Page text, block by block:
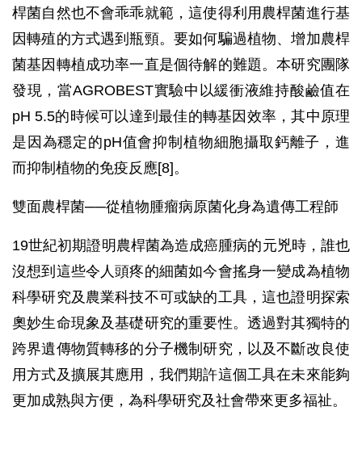
桿菌自然也不會乖乖就範，這使得利用農桿菌進行基
因轉殖的方式遇到瓶頸。要如何騙過植物、增加農桿
菌基因轉植成功率一直是個待解的難題。本研究團隊
發現，當AGROBEST實驗中以緩衝液維持酸鹼值在
pH 5.5的時候可以達到最佳的轉基因效率，其中原理
是因為穩定的pH值會抑制植物細胞攝取鈣離子，進
而抑制植物的免疫反應[8]。
雙面農桿菌──從植物腫瘤病原菌化身為遺傳工程師
19世紀初期證明農桿菌為造成癌腫病的元兇時，誰也
沒想到這些令人頭疼的細菌如今會搖身一變成為植物
科學研究及農業科技不可或缺的工具，這也證明探索
奧妙生命現象及基礎研究的重要性。透過對其獨特的
跨界遺傳物質轉移的分子機制研究，以及不斷改良使
用方式及擴展其應用，我們期許這個工具在未來能夠
更加成熟與方便，為科學研究及社會帶來更多福祉。